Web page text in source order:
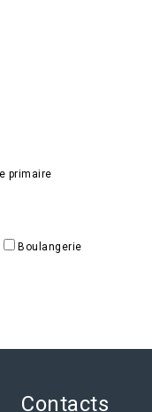
primaire
Boulangerie
Contacts